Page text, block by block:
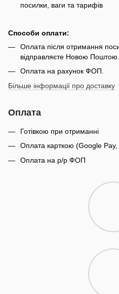
посилки, ваги та тарифів
Способи оплати:
Оплата після отримання
відправляєте Новою Поштою.
Оплата на рахунок ФОП.
Більше інформації про доставку
Оплата
Готівкою при отриманні
Оплата карткою (Google Pay,
Оплата на р/р ФОП